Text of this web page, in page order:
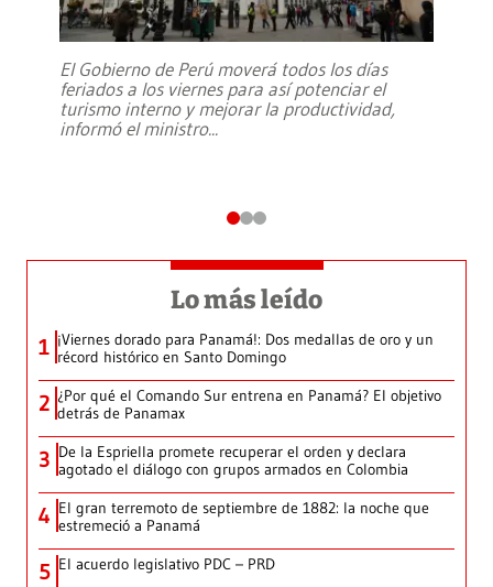
El Gobierno de Perú moverá todos los días
feriados a los viernes para así potenciar el
turismo interno y mejorar la productividad,
informó el ministro...
Lo más leído
1 ¡Viernes dorado para Panamá!: Dos medallas de oro y un
récord histórico en Santo Domingo
2 ¿Por qué el Comando Sur entrena en Panamá? El objetivo
detrás de Panamax
3 De la Espriella promete recuperar el orden y declara
agotado el diálogo con grupos armados en Colombia
4 El gran terremoto de septiembre de 1882: la noche que
estremeció a Panamá
5 El acuerdo legislativo PDC – PRD